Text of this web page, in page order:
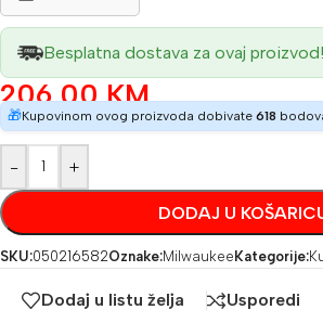
Besplatna dostava za ovaj proizvod!
206,00KM
🎁Kupovinom ovog proizvoda dobivate 618
- +
DODAJ U
SKU:050216582Oznake:Milwaukee Kategorije:
Dodaj u listu želja Usporedi